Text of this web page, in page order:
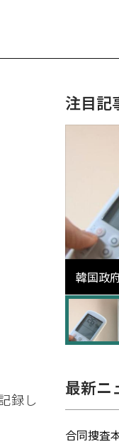
録し
注目記
韓国政
高更新
検
最新ニ
合同捜査